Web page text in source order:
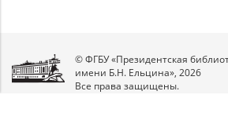
© ФГБУ «Президентская
имени Б.Н. Ельцина», 2026
Все права защищены.